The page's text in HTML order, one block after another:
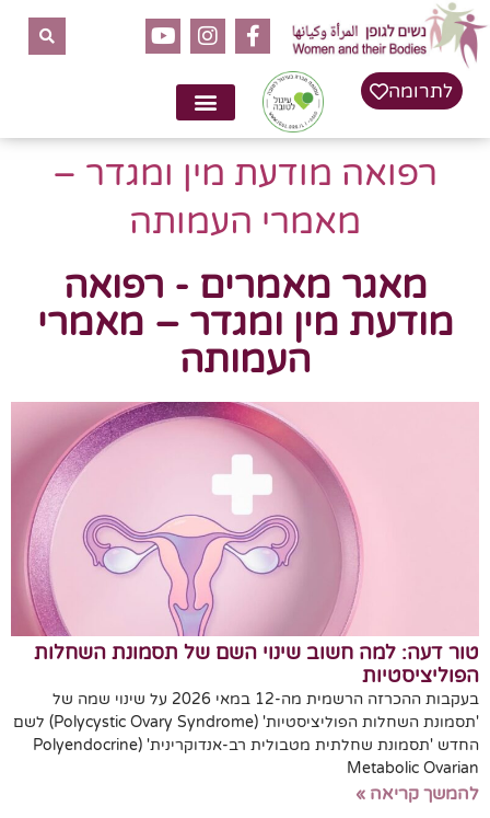
לתרומה
רפואה מודעת מין ומגדר –
מאמרי העמותה
מאגר מאמרים - רפואה
מודעת מין ומגדר – מאמרי
העמותה
טור דעה: למה חשוב שינוי השם של תסמונת השחלות
הפוליציסטיות
בעקבות ההכרזה הרשמית מה-12 במאי 2026 על שינוי שמה של
'תסמונת השחלות הפוליציסטיות' (Polycystic Ovary Syndrome) לשם
החדש 'תסמונת שחלתית מטבולית רב-אנדוקרינית' (Polyendocrine
Metabolic Ovarian
להמשך קריאה »